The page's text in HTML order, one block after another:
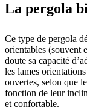
La pergola
Ce type de pergola
orientables (souvent
doute sa capacité
les lames
ouvertes, selon que
fonction de leur
et confortable.